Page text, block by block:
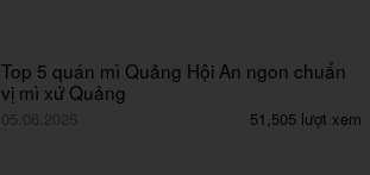
Top 5 quán mì Quảng Hội An ngon chuẩn
vị mì xứ Quảng
05.06.2025 51,505 lượt xem